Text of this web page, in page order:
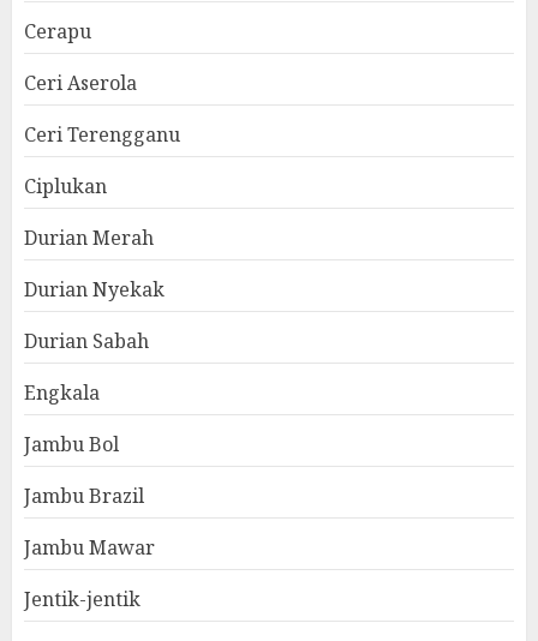
Cerapu
Ceri Aserola
Ceri Terengganu
Ciplukan
Durian Merah
Durian Nyekak
Durian Sabah
Engkala
Jambu Bol
Jambu Brazil
Jambu Mawar
Jentik-jentik